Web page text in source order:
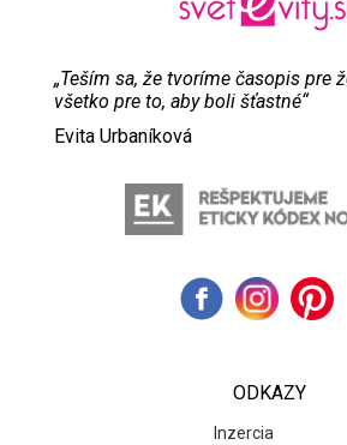
„Teším sa, že tvoríme časopis pre
všetko pre to, aby boli šťastné“
Evita Urbaníková
ODKAZY
Inzercia